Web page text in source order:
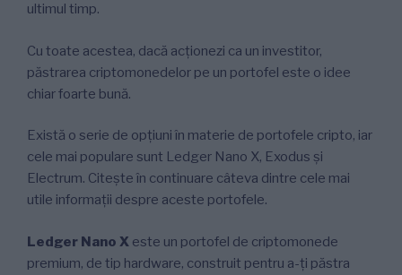
ultimul timp.
Cu toate acestea, dacă acționezi ca un investitor,
păstrarea criptomonedelor pe un portofel este o idee
chiar foarte bună.
Există o serie de opțiuni în materie de portofele cripto, iar
cele mai populare sunt Ledger Nano X, Exodus și
Electrum. Citește în continuare câteva dintre cele mai
utile informații despre aceste portofele.
Ledger Nano X este un portofel de criptomonede
premium, de tip hardware, construit pentru a-ți păstra